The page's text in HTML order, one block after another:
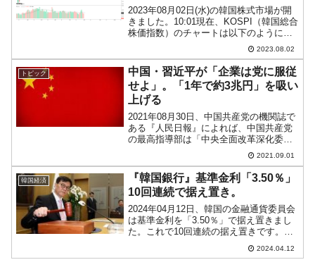
2023年08月02日(水)の韓国株式市場が開
きました。10:01現在、KOSPI（韓国総合
株価指数）のチャートは以下のようにな
『Investing.com』より引用）。ちょっと
下げて始まりましたが、現在のところ陽
線。...
2023.08.02
トピック
中国・習近平が「企業は党に服従
せよ」。「1年で約3兆円」を吸い
上げる
2021年08月30日、中国共産党の機関誌で
ある『人民日報』によれば、中国共産党
の最高指導部は「中央全面改革深化委員
会」の第21回会議を開催し、企業は党の
描いた計画に服従するように導いて督励
しなければならないと強調したとのこ
と。例の「共同富...
2021.09.01
韓国経済
『韓国銀行』基準金利「3.50％」
10回連続で据え置き。
2024年04月12日、韓国の金融通貨委員会
は基準金利を「3.50％」で据え置きまし
た。これで10回連続の据え置きです。ア
メリカ合衆国の連銀の方はインフレ対策
で政策金利を下げられなくなっていま
2024.04.12